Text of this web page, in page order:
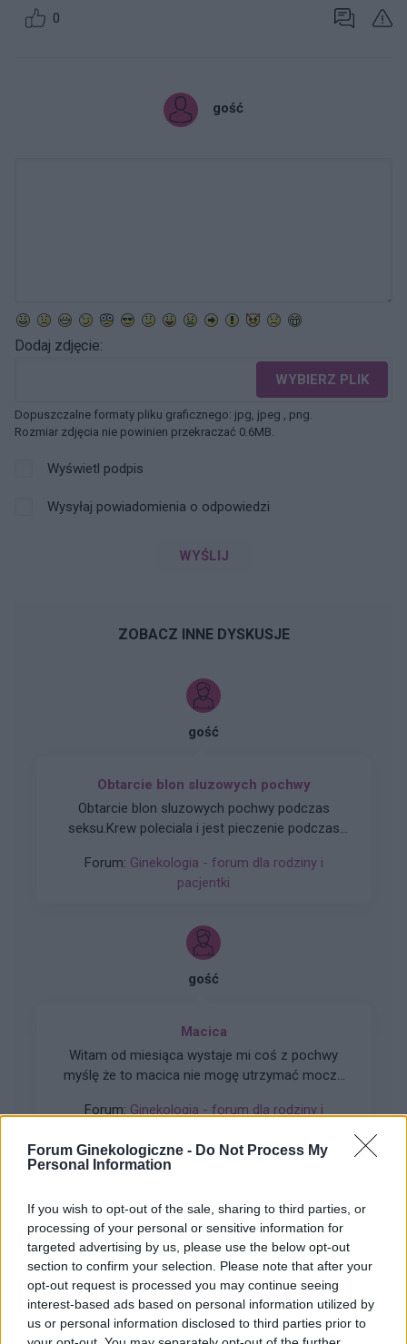
Forum Ginekologiczne - Do Not Process My
Personal Information
If you wish to opt-out of the sale, sharing to third parties, or
processing of your personal or sensitive information for
targeted advertising by us, please use the below opt-out
section to confirm your selection. Please note that after your
opt-out request is processed you may continue seeing
interest-based ads based on personal information utilized by
us or personal information disclosed to third parties prior to
0
gość
Dodaj zdjęcie:
WYBIERZ PLIK
Dopuszczalne formaty pliku graficznego: jpg, jpeg , png.
Rozmiar zdjęcia nie powinien przekraczać 0.6MB.
Wyświetl podpis
Wysyłaj powiadomienia o odpowiedzi
WYŚLIJ
ZOBACZ INNE DYSKUSJE
gość
Obtarcie blon sluzowych pochwy
Obtarcie blon sluzowych pochwy podczas
seksu.Krew poleciala i jest pieczenie podczas
pomoze na ta dolegliwość?.
Forum: Ginekologia - forum dla rodziny i
pacjentki
gość
Macica
Witam od miesiąca wystaje mi coś z pochwy
myślę że to macica nie mogę utrzymać moczu
Forum: Ginekologia - forum dla rodziny i
gość
Qlaira
Dzień dobry, pół roku temu przyjmowałam
tabletki Qlaira ,jednak przerwałam niestety